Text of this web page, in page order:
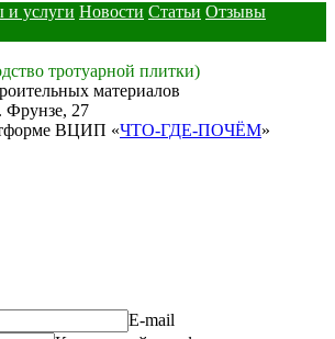
и услуги Новости Статьи Отзывы
тротуарной плитки)
материалов
Фрунзе, 27
ВЦИП «ЧТО-ГДЕ-ПОЧЁМ»
E-mail